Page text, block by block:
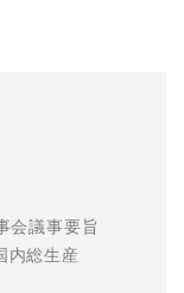
議事要旨
総生産